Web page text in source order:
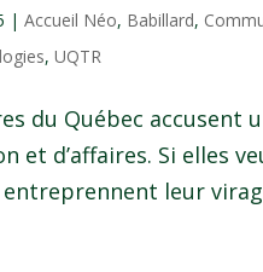
|Accueil Néo, Babillard,
,UQTR
du Québec
et d’affaires. Si elles
leur